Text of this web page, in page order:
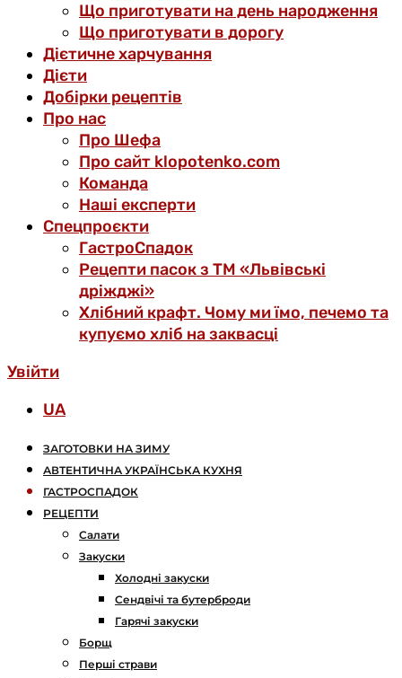
Що приготувати на день народження
Що приготувати в дорогу
Дієтичне харчування
Дієти
Добірки рецептів
Про нас
Про Шефа
Про сайт klopotenko.com
Команда
Наші експерти
Спецпроєкти
ГастроСпадок
Рецепти пасок з ТМ «Львівські
дріжджі»
Хлібний крафт. Чому ми їмо, печемо та
купуємо хліб на заквасці
Увійти
UA
ЗАГОТОВКИ НА ЗИМУ
АВТЕНТИЧНА УКРАЇНСЬКА КУХНЯ
ГАСТРОСПАДОК
РЕЦЕПТИ
Салати
Закуски
Холодні закуски
Сендвічі та бутерброди
Гарячі закуски
Борщ
Перші страви